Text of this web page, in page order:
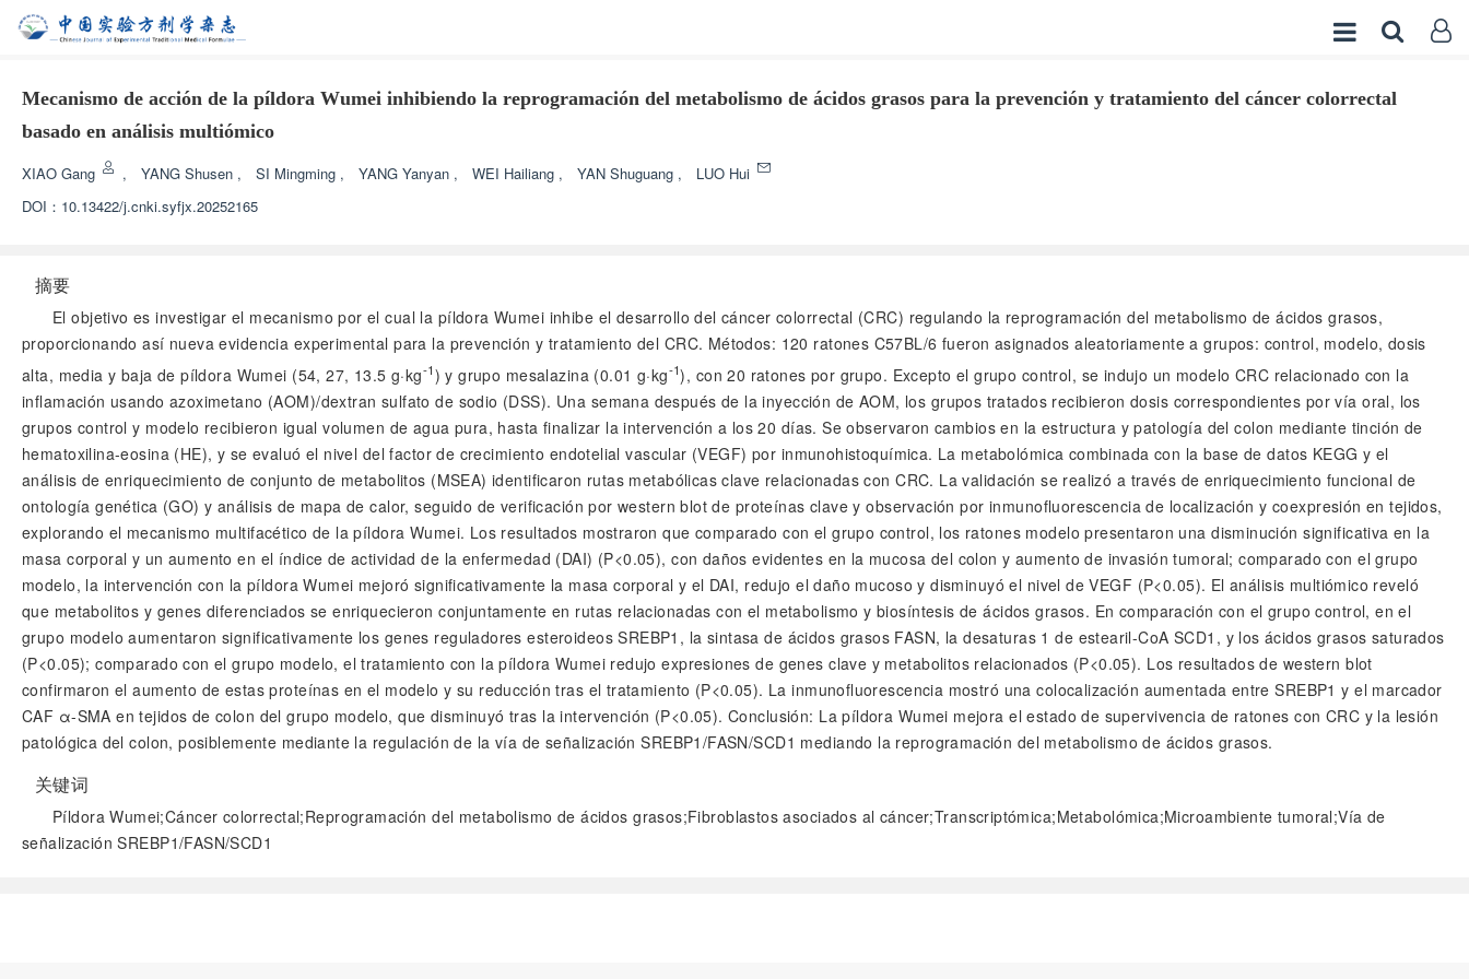
Mecanismo de acción de la píldora Wumei inhibiendo la reprogramación del metabolismo de ácidos grasos para la prevención y tratamiento del cáncer colorrectal
basado en análisis multiómico
XIAO Gang , YANG Shusen , SI Mingming , YANG Yanyan , WEI Hailiang , YAN Shuguang ,
LUO Hui
DOI： 10.13422/j.cnki.syfjx.20252165
摘要
El objetivo es investigar el mecanismo por el cual la píldora Wumei inhibe el desarrollo del cáncer colorrectal (CRC) regulando la reprogramación del metabolismo de ácidos grasos,
proporcionando así nueva evidencia experimental para la prevención y tratamiento del CRC. Métodos: 120 ratones C57BL/6 fueron asignados aleatoriamente a grupos: control, modelo, dosis
alta, media y baja de píldora Wumei (54, 27, 13.5 g·kg-1) y grupo mesalazina (0.01 g·kg-1), con 20 ratones por grupo. Excepto el grupo control, se indujo un modelo CRC relacionado con la
inflamación usando azoximetano (AOM)/dextran sulfato de sodio (DSS). Una semana después de la inyección de AOM, los grupos tratados recibieron dosis correspondientes por vía oral, los
grupos control y modelo recibieron igual volumen de agua pura, hasta finalizar la intervención a los 20 días. Se observaron cambios en la estructura y patología del colon mediante tinción de
hematoxilina-eosina (HE), y se evaluó el nivel del factor de crecimiento endotelial vascular (VEGF) por inmunohistoquímica. La metabolómica combinada con la base de datos KEGG y el
análisis de enriquecimiento de conjunto de metabolitos (MSEA) identificaron rutas metabólicas clave relacionadas con CRC. La validación se realizó a través de enriquecimiento funcional de
ontología genética (GO) y análisis de mapa de calor, seguido de verificación por western blot de proteínas clave y observación por inmunofluorescencia de localización y coexpresión en tejidos,
explorando el mecanismo multifacético de la píldora Wumei. Los resultados mostraron que comparado con el grupo control, los ratones modelo presentaron una disminución significativa en la
masa corporal y un aumento en el índice de actividad de la enfermedad (DAI) (P<0.05), con daños evidentes en la mucosa del colon y aumento de invasión tumoral; comparado con el grupo
modelo, la intervención con la píldora Wumei mejoró significativamente la masa corporal y el DAI, redujo el daño mucoso y disminuyó el nivel de VEGF (P<0.05). El análisis multiómico reveló
que metabolitos y genes diferenciados se enriquecieron conjuntamente en rutas relacionadas con el metabolismo y biosíntesis de ácidos grasos. En comparación con el grupo control, en el
grupo modelo aumentaron significativamente los genes reguladores esteroideos SREBP1, la sintasa de ácidos grasos FASN, la desaturas 1 de estearil-CoA SCD1, y los ácidos grasos saturados
(P<0.05); comparado con el grupo modelo, el tratamiento con la píldora Wumei redujo expresiones de genes clave y metabolitos relacionados (P<0.05). Los resultados de western blot
confirmaron el aumento de estas proteínas en el modelo y su reducción tras el tratamiento (P<0.05). La inmunofluorescencia mostró una colocalización aumentada entre SREBP1 y el marcador
CAF α-SMA en tejidos de colon del grupo modelo, que disminuyó tras la intervención (P<0.05). Conclusión: La píldora Wumei mejora el estado de supervivencia de ratones con CRC y la lesión
patológica del colon, posiblemente mediante la regulación de la vía de señalización SREBP1/FASN/SCD1 mediando la reprogramación del metabolismo de ácidos grasos.
关键词
Píldora Wumei;Cáncer colorrectal;Reprogramación del metabolismo de ácidos grasos;Fibroblastos asociados al cáncer;Transcriptómica;Metabolómica;Microambiente tumoral;Vía de
señalización SREBP1/FASN/SCD1